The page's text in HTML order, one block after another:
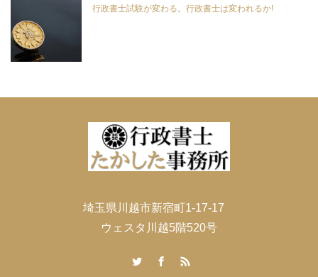
行政書士試験が変わる。行政書士は変われるか!
埼玉県川越市新宿町1-17-17
ウェスタ川越5階520号